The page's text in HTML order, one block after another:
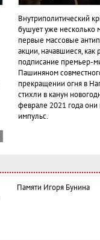
Внутриполитический
бушует уже несколько
первые массовые
акции, начавшиеся, как
подписание премьер-
Пашиняном
прекращении огня в
стихли в канун
феврале 2021 года
импульс.
Памяти Игоря Бунина